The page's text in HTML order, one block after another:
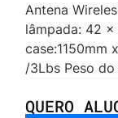
Antena
lâmpada: 42 x
case:1150mm
/3Lbs Peso do
QUERO